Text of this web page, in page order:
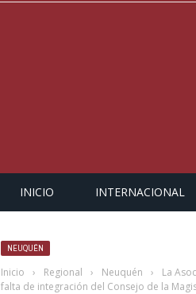
INICIO INTERNACIONAL
NEUQUÉN
Inicio › Regional › Neuquén ›
La
falta de integración del Consejo de la